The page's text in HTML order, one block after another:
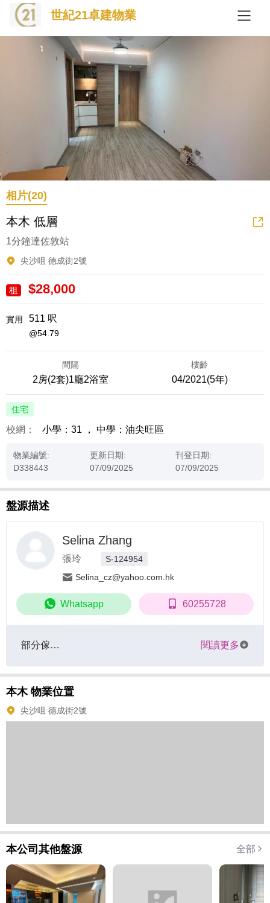
世紀21卓建物業
相片(20)
本木 低層
1分鐘達佐敦站
尖沙咀 德成街2號
租 $28,000
實用 511 呎
@54.79
間隔
2房(2套)1廳2浴室
樓齡
04/2021(5年)
住宅
校網： 小學：31 ， 中學：油尖旺區
物業編號:
D338443
更新日期:
07/09/2025
刊登日期:
07/09/2025
盤源描述
Selina Zhang
張玲
S-124954
Selina_cz@yahoo.com.hk
Whatsapp 60255728
部分傢… 閱讀更多
本木物業位置
尖沙咀 德成街2號
本公司其他盤源 全部